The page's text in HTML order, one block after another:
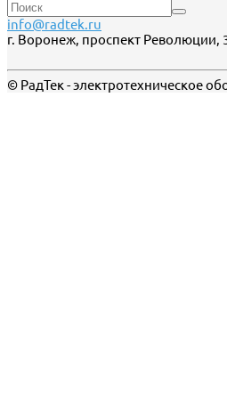
info@radtek.ru
г. Воронеж, проспект Революции,
© РадТек - электротехническое